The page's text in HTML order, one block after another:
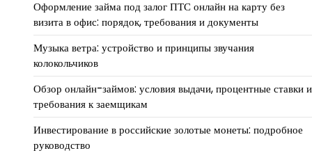
Оформление займа под залог ПТС онлайн на карту без
визита в офис: порядок, требования и документы
Музыка ветра: устройство и принципы звучания
колокольчиков
Обзор онлайн-займов: условия выдачи, процентные ставки и
требования к заемщикам
Инвестирование в российские золотые монеты: подробное
руководство